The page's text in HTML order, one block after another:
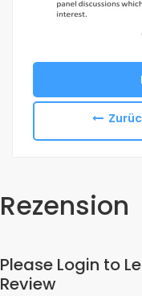
Rezension
Please Login to
Review